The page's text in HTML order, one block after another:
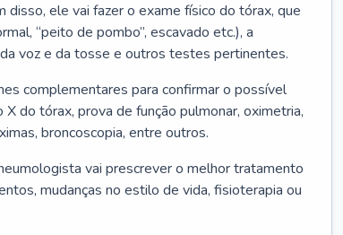
ele vai fazer o exame físico do tórax, que
“peito de pombo”, escavado etc.), a
voz e da tosse e outros testes pertinentes.
complementares para confirmar o possível
do tórax, prova de função pulmonar, oximetria,
broncoscopia, entre outros.
vai prescrever o melhor tratamento
mudanças no estilo de vida, fisioterapia ou